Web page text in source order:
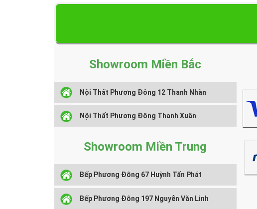
Showroom Miền Bắc
Nội Thất Phương Đông 12 Thanh Nhàn
Nội Thất Phương Đông Thanh Xuân
Showroom Miền Trung
Bếp Phương Đông 67 Huỳnh Tấn Phát
Bếp Phương Đông 197 Nguyễn Văn Linh